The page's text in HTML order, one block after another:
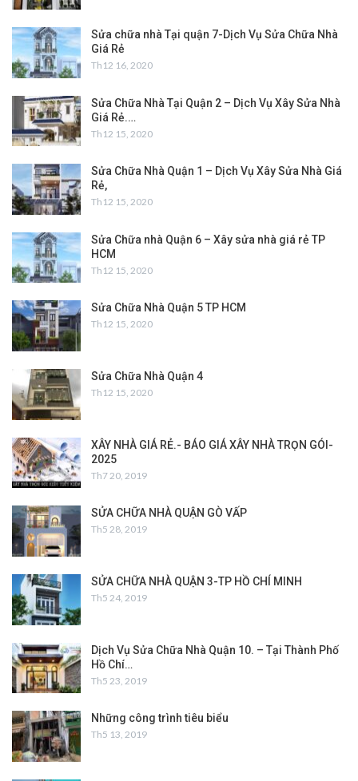
Sửa chữa nhà Tại quận 7-Dịch Vụ Sửa Chữa Nhà
Giá Rẻ
Th12 16, 2020
Sửa Chữa Nhà Tại Quận 2 – Dịch Vụ Xây Sửa Nhà
Giá Rẻ.…
Th12 15, 2020
Sửa Chữa Nhà Quận 1 – Dịch Vụ Xây Sửa Nhà Giá
Rẻ,
Th12 15, 2020
Sửa Chữa nhà Quận 6 – Xây sửa nhà giá rẻ TP
HCM
Th12 15, 2020
Sửa Chữa Nhà Quận 5 TP HCM
Th12 15, 2020
Sửa Chữa Nhà Quận 4
Th12 15, 2020
XÂY NHÀ GIÁ RẺ.- BÁO GIÁ XÂY NHÀ TRỌN GÓI-
2025
Th7 20, 2019
SỬA CHỮA NHÀ QUẬN GÒ VẤP
Th5 28, 2019
SỬA CHỮA NHÀ QUẬN 3-TP HỒ CHÍ MINH
Th5 24, 2019
Dịch Vụ Sửa Chữa Nhà Quận 10. – Tại Thành Phố
Hồ Chí…
Th5 23, 2019
Những công trình tiêu biểu
Th5 13, 2019